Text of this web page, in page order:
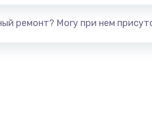
ремонт? Могу при нем